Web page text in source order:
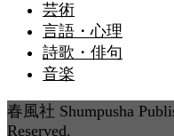
芸術
言語・心理
詩歌・俳句
音楽
春風社 Shumpusha
Reserved.